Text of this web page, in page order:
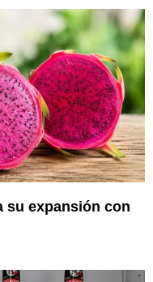
su expansión con